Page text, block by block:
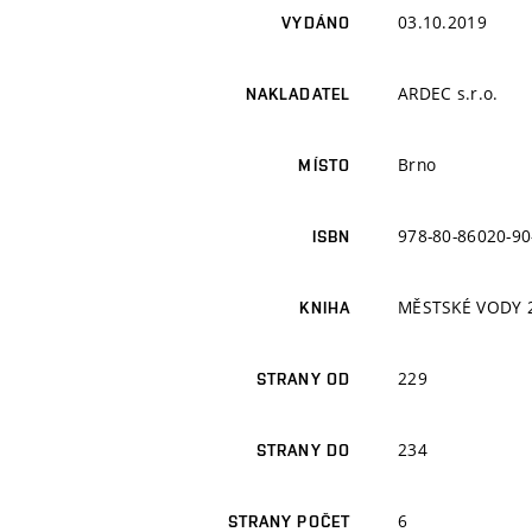
VYDÁNO 03.10.2019
NAKLADATEL ARDEC s.r.o.
MÍSTO Brno
ISBN 978-80-86020-
KNIHA MĚSTSKÉ VODY
STRANY OD 229
STRANY DO 234
STRANY POČET 6